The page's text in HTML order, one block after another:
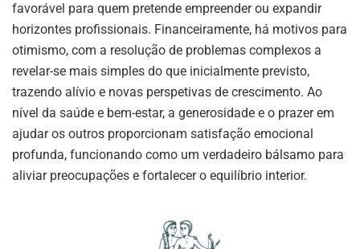
favorável para quem pretende empreender ou expandir
horizontes profissionais. Financeiramente, há motivos para
otimismo, com a resolução de problemas complexos a
revelar-se mais simples do que inicialmente previsto,
trazendo alívio e novas perspetivas de crescimento. Ao
nível da saúde e bem-estar, a generosidade e o prazer em
ajudar os outros proporcionam satisfação emocional
profunda, funcionando como um verdadeiro bálsamo para
aliviar preocupações e fortalecer o equilíbrio interior.